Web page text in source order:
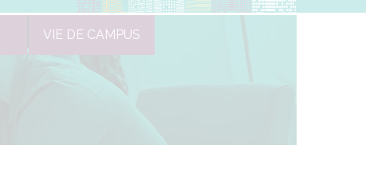
VIE DE CAMPUS